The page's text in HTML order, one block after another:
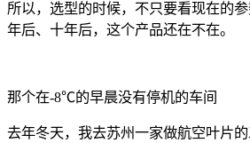
所以，选型的时候，不只要看现在的
年后、十年后，这个产品还在不在。
那个在-8℃的早晨没有停机的车间
去年冬天，我去苏州一家做航空叶片的